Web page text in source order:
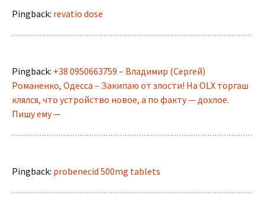
Pingback: revatio dose
Pingback: +38 0950663759 – Владимир (Сергей)
Романенко, Одесса – Закипаю от злости! На OLX торгаш
клялся, что устройство новое, а по факту — дохлое.
Пишу ему —
Pingback: probenecid 500mg tablets